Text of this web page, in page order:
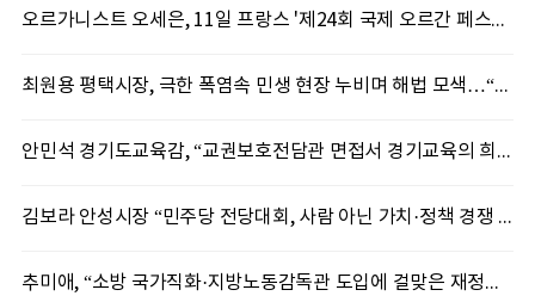
오르가니스트 오세은, 11일 프랑스 '제24회 국제 오르간 페스티벌' 초청 리사이틀 개최
최원용 평택시장, 극한 폭염속 민생 현장 누비며 해법 모색…“현장에 답 있다”
안민석 경기도교육감, “교권보호전담관 면접서 경기교육의 희망 봤다”
김보라 안성시장 “민주당 전당대회, 사람 아닌 가치·정책 경쟁 돼야”
추미애, “소방 국가직화·지방노동감독관 도입에 걸맞은 재정체계 완성해야”